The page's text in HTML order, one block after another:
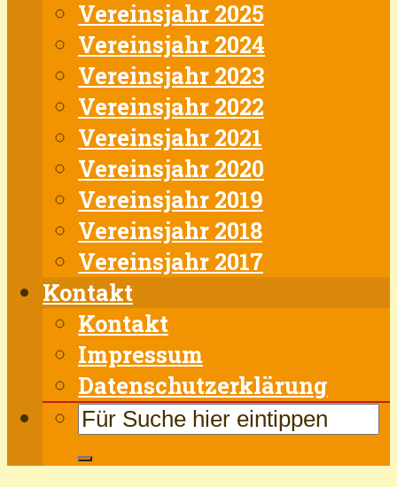
Vereinsjahr 2025
Vereinsjahr 2024
Vereinsjahr 2023
Vereinsjahr 2022
Vereinsjahr 2021
Vereinsjahr 2020
Vereinsjahr 2019
Vereinsjahr 2018
Vereinsjahr 2017
Kontakt
Kontakt
Impressum
Datenschutzerklärung